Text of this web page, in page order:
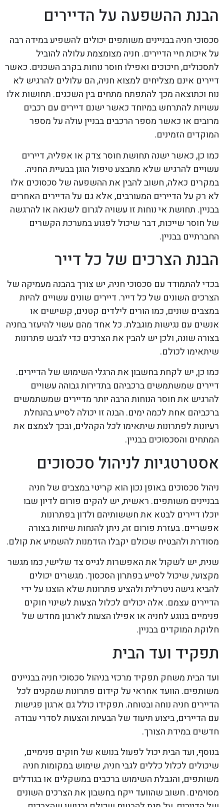
הבנת ההשפעה על הדיירים
סכסוכי חניה בבניינים משותפים יכולים להשפיע במידה רבה
על איכות חיי הדיירים. חניה מצומצמת עלולה להוביל
לתסכולים, חיכוכים ואפילו חוסר נוחות בקרב השכנים. כאשר
דיירים אינם מצליחים למצוא חניה, הם עלולים להרגיש לא
נוח וכתוצאה מכך להתפתח מתחים בין השכנים. תחושות אלו
עשויות להתרחש במיוחד כאשר ישנם דיירים עם רכבים
מרובים או כאשר מספר הרכבים בבניין עולה על מספר
המוקדים הזמינים.
כמו כן, כאשר ישנה תחושת חוסר צדק או אפליה, דיירים
עשויים להרגיש שלא מתבצע טיפול הוגן בבעיית החניה.
במקרים כאלה, חשוב להבין את ההשפעה של סכסוכים אלו
לא רק על הדיירים המעורבים, אלא גם על הדיירים האחרים
בבניין. תחושת אי נוחות זו עשויה לגרום לשנאה או להרגשה
של חוסר שייכות, דבר שיכול לפגוע במערכת הקשרים
החברתיים בבניין.
הבנת הצרכים של כל דייר
בכדי להתמודד עם סכסוכי חניה, יש צורך בהבנה מעמיקה של
הצרכים השונים של כל דייר. דיירים שונים עשויים להיות
במצבים שונים, כמו הורים לילדים קטנים, קשישים או
אנשים עם נגישות מוגבלת. כל אחד מהם עשוי להיעזר בחניה
בצורה שונה, ולכן יש להבין את הצרכים כדי לגבש פתרונות
שיתאימו לכולם.
כמו כן, יש לקחת בחשבון את הרגלי השימוש של הדיירים.
דיירים שמשתמשים ברכביהם בתדירות גבוהה עשויים
להרגיש את חוסר הנוחות הרבה יותר מדיירים שמשתמשים
ברכביהם אחת לכמה ימים. הבנה זו יכולה לסייע בהנחלת
רעיונות לפתרונות שיתאימו לכל הקהלים, ובכך לצמצם את
המתחים והסכסוכים בבניין.
אסטרטגיות לניהול סכסוכים
ניהול סכסוכים באופן נכון הוא קריטי במצבים של חניה
בבניינים משותפים. ראשית, יש להקים פורום לדיון שבו
יוכלו דיירים לבטא את חששותיהם ולדון בפתרונות
אפשריים. בעזרת פורום זה, ניתן להנחות שיחות בצורה
מסודרת ולהבטיח שכולם יקבלו הזדמנות להשמיע את קולם.
שנית, יש לשקול את האפשרות לגייס צד שלישי, כמו מגשר
מקצועי, שיכול לסייע בפתרון הסכסוך. מגשרים יכולים
להביא גישה ניטרלית ולהציע פתרונות שלא הוצגו על ידי
הדיירים עצמם. אלה יכולים לכלול הצעות לשינוי חוקים
פנימיים בנוגע לחניה או אפילו הצעות לארגון מחדש של
חלוקת המוקדים בבניין.
תפקיד ועד הבית
ועד הבית משחק תפקיד מרכזי בניהול סכסוכי חניה בבניינים
משותפים. הוועד אחראי על קידום פתרונות שמקנים לכל
הדיירים חניה נוחה ובטוחה. תפקידו כולל גם ארגון פגישות
עם הדיירים, ביצוע תיעוד של הבעיות והצעות לסדרי עבודה
חדשים במידת הצורך.
בנוסף, ועד הבית יכול לפעול בנושא של חוקים פנימיים,
שיכולים לכלול כללים לגבי חניה, שימוש במקומות חניה
משותפים, והגבלת השימוש ברכבים במשקלים או בגודלים
מסוימים. חשוב שהוועד ייקח בחשבון את הצרכים השונים